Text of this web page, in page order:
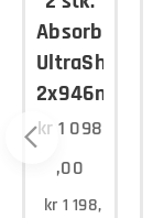
Absorbine
UltraShield
2x946ml
kr 1 098
,00
kr 1 198,